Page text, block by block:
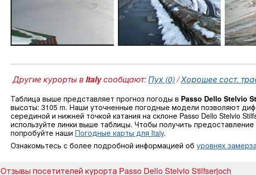
Другие курорты вItalyсообщают:Пух (0)/Хорошее сост.
Таблица выше представляет прогноз погоды в Passo Dello Stelvio
высоты: 3105 m. Наши уточненные погодные модели позволяют
серединой и нижней точкой катания на склоне Passo Dello Stelvio
используйте линки выше таблицы. Чтобы получить
попробуйте наши Погодные карты для Italy.
Ознакомьтесь с более подробной информацией об уровнях
Отзывы посетителей курорта Passo Dello Stelvio Stilfserjoch